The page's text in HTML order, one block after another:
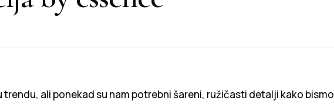
trendu, ali ponekad su nam potrebni šareni, ružičasti detalji kako bismo